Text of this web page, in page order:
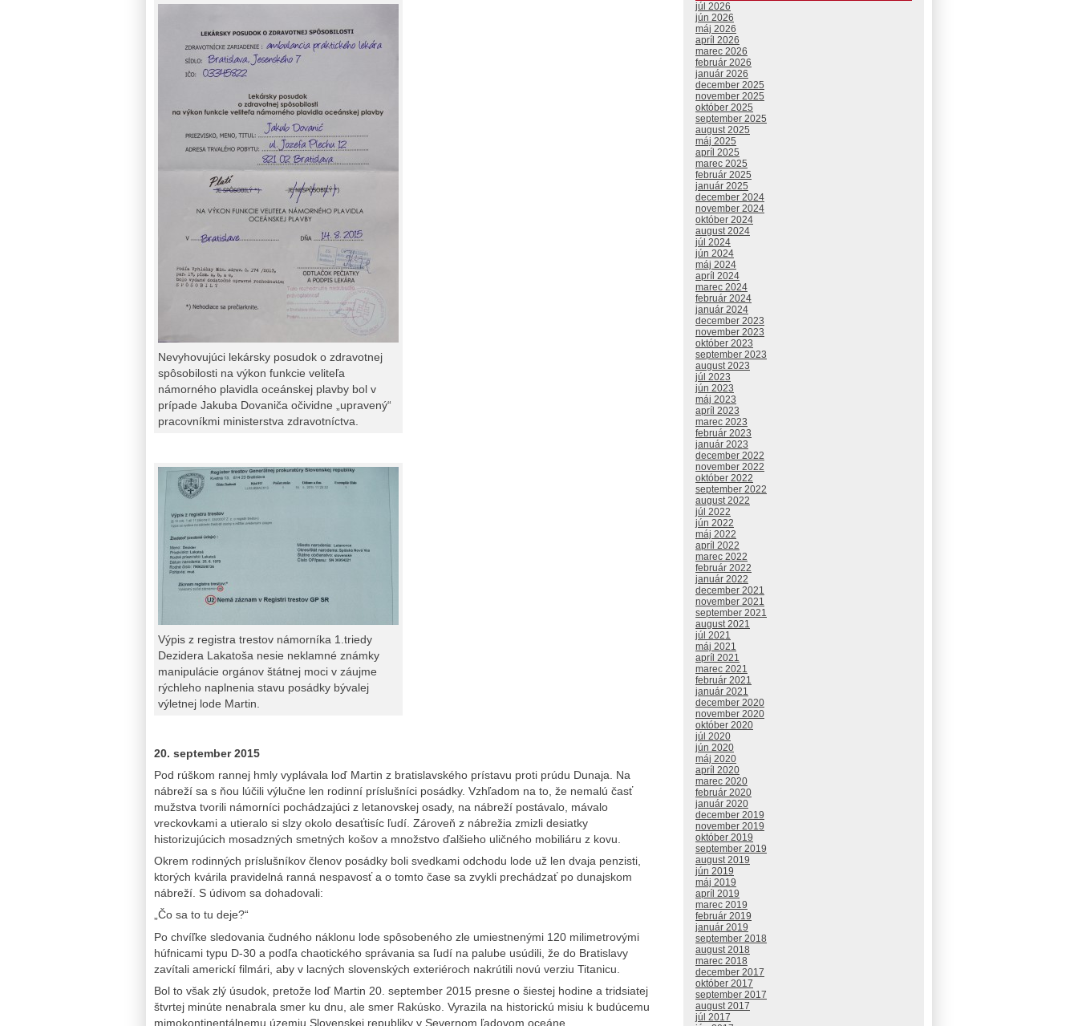
Nevyhovujúci lekársky posudok o zdravotnej
spôsobilosti na výkon funkcie veliteľa
námorného plavidla oceánskej plavby bol v
prípade Jakuba Dovaniča očividne „upravený“
pracovníkmi ministerstva zdravotníctva.
Výpis z registra trestov námorníka 1.triedy
Dezidera Lakatoša nesie neklamné známky
manipulácie orgánov štátnej moci v záujme
rýchleho naplnenia stavu posádky bývalej
výletnej lode Martin.
20. september 2015
Pod rúškom rannej hmly vyplávala loď Martin z bratislavského prístavu proti prúdu Dunaja. Na
nábreží sa s ňou lúčili výlučne len rodinní príslušníci posádky. Vzhľadom na to, že nemalú časť
mužstva tvorili námorníci pochádzajúci z letanovskej osady, na nábreží postávalo, mávalo
vreckovkami a utieralo si slzy okolo desaťtisíc ľudí. Zároveň z nábrežia zmizli desiatky
historizujúcich mosadzných smetných košov a množstvo ďalšieho uličného mobiliáru z kovu.
Okrem rodinných príslušníkov členov posádky boli svedkami odchodu lode už len dvaja penzisti,
ktorých kvárila pravidelná ranná nespavosť a o tomto čase sa zvykli prechádzať po dunajskom
nábreží. S údivom sa dohadovali:
„Čo sa to tu deje?“
Po chvíľke sledovania čudného náklonu lode spôsobeného zle umiestnenými 120 milimetrovými
húfnicami typu D-30 a podľa chaotického správania sa ľudí na palube usúdili, že do Bratislavy
zavítali americkí filmári, aby v lacných slovenských exteriéroch nakrútili novú verziu Titanicu.
Bol to však zlý úsudok, pretože loď Martin 20. september 2015 presne o šiestej hodine a tridsiatej
štvrtej minúte nenabrala smer ku dnu, ale smer Rakúsko. Vyrazila na historickú misiu k budúcemu
mimokontinentálnemu územiu Slovenskej republiky v Severnom ľadovom oceáne.
júl 2026
jún 2026
máj 2026
apríl 2026
marec 2026
február 2026
január 2026
december 2025
november 2025
október 2025
september 2025
august 2025
máj 2025
apríl 2025
marec 2025
február 2025
január 2025
december 2024
november 2024
október 2024
august 2024
júl 2024
jún 2024
máj 2024
apríl 2024
marec 2024
február 2024
január 2024
december 2023
november 2023
október 2023
september 2023
august 2023
júl 2023
jún 2023
máj 2023
apríl 2023
marec 2023
február 2023
január 2023
december 2022
november 2022
október 2022
september 2022
august 2022
júl 2022
jún 2022
máj 2022
apríl 2022
marec 2022
február 2022
január 2022
december 2021
november 2021
september 2021
august 2021
júl 2021
máj 2021
apríl 2021
marec 2021
február 2021
január 2021
december 2020
november 2020
október 2020
júl 2020
jún 2020
máj 2020
apríl 2020
marec 2020
február 2020
január 2020
december 2019
november 2019
október 2019
september 2019
august 2019
jún 2019
máj 2019
apríl 2019
marec 2019
február 2019
január 2019
september 2018
august 2018
marec 2018
december 2017
október 2017
september 2017
august 2017
júl 2017